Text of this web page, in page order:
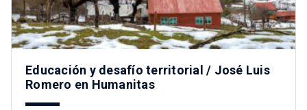
Educación y desafío territorial / José Luis
Romero en Humanitas